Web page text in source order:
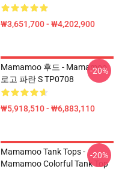
₩3,651,700 - ₩4,202,900
Mamamoo 후드 - Mamamoo
로고 파란 S TP0708
₩5,918,510 - ₩6,883,110
-20%
Mamamoo Tank Tops -
Mamamoo Colorful Tank Top
-20%